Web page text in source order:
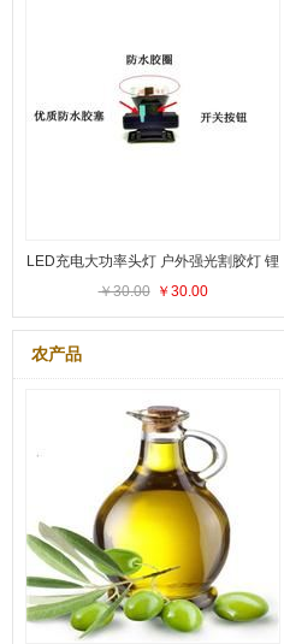
LED充电大功率头灯 户外强光割胶灯 锂
电池钓鱼灯
￥30.00 ￥30.00
农产品